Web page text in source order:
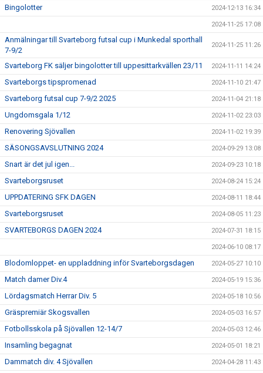
Bingolotter 2024-12-13 16:34
2024-11-25 17:08
Anmälningar till Svarteborg futsal cup i Munkedal sporthall
7-9/2
2024-11-25 11:26
Svarteborg FK säljer bingolotter till uppesittarkvällen 23/11 2024-11-11 14:24
Svarteborgs tipspromenad 2024-11-10 21:47
Svarteborg futsal cup 7-9/2 2025 2024-11-04 21:18
Ungdomsgala 1/12 2024-11-02 23:03
Renovering Sjövallen 2024-11-02 19:39
SÄSONGSAVSLUTNING 2024 2024-09-29 13:08
Snart är det jul igen... 2024-09-23 10:18
Svarteborgsruset 2024-08-24 15:24
UPPDATERING SFK DAGEN 2024-08-11 18:44
Svarteborgsruset 2024-08-05 11:23
SVARTEBORGS DAGEN 2024 2024-07-31 18:15
2024-06-10 08:17
Blodomloppet- en uppladdning inför Svarteborgsdagen 2024-05-27 10:10
Match damer Div.4 2024-05-19 15:36
Lördagsmatch Herrar Div. 5 2024-05-18 10:56
Gräspremiär Skogsvallen 2024-05-03 16:57
Fotbollsskola på Sjövallen 12-14/7 2024-05-03 12:46
Insamling begagnat 2024-05-01 18:21
Dammatch div. 4 Sjövallen 2024-04-28 11:43